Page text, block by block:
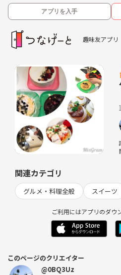
アプリを入手
趣味友アプリ
関連カテゴリ
グルメ・料理全般 スイーツ
ご利用にはアプリのダウ
このページのクリエイター
@0BQ3Uz